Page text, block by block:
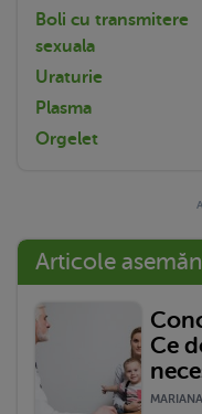
Boli cu transmitere
sexuala
Uraturie
Plasma
Orgelet
Articole
Ce